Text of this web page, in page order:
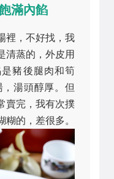
滿內餡
裡，不好找，我
清蒸的，外皮用
豬後腿肉和筍
湯頭醇厚。但
賣完，我有次撲
的，差很多。